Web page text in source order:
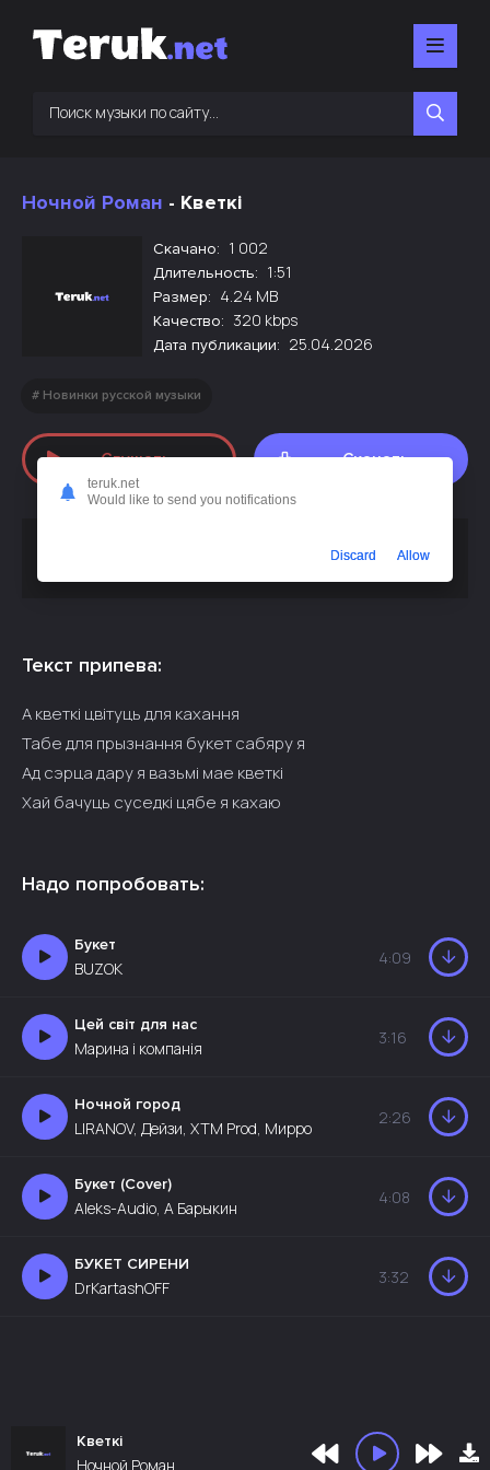
Ночной Роман - Кветкi
Скачано: 1 002
Длительность: 1:51
Размер: 4.24 MB
Качество: 320 kbps
Дата публикации: 25.04.2026
Новинки русской музыки
Слушать Скачать
или слушать
Текст припева:
А кветкi цвiтуць для кахання
Табе для прызнання букет сабяру я
Ад сэрца дару я вазьмi мае кветкi
Хай бачуць суседкi цябе я кахаю
Надо попробовать:
Букет
BUZOK
4:09
Цей світ для нас
Марина і компанія
3:16
Ночной город
LIRANOV, Дейзи, XTM Prod, Мирро
2:26
Букет (Cover)
Aleks-Audio, А Барыкин
4:08
БУКЕТ СИРЕНИ
DrKartashOFF
3:32
Кветкi
Ночной Роман
teruk.net
Would like to send you notifications
Discard Allow